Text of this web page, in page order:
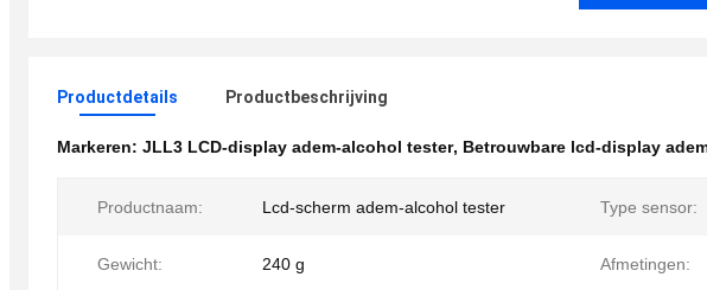
Productdetails Productbeschrijving
Markeren: JLL3 LCD-display adem-alcohol tester, Betrouwbare lcd-display
Productnaam: Lcd-scherm adem-alcohol tester Type sensor:
Gewicht: 240 g Afmetingen: